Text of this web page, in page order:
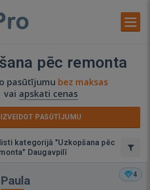
pēc remonta
pasūtījumu bez maksas
vai apskati cenas
IZVEIDOT PASŪTĪJUMU
kategorijā "Uzkopšana pēc
Daugavpilī
4
Paula